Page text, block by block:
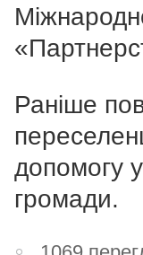
Раніше
допомогу
громади.